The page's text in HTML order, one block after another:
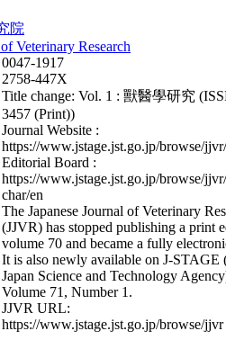
院
Veterinary Research
0047-1917
2758-447X
Title change: Vol. 1 : 獸醫學研究
3457 (Print))
Journal Website :
https://www.jstage.jst.go.jp/browse/
Editorial Board :
https://www.jstage.jst.go.jp/browse/
char/en
The Japanese Journal of Veterinary
(JJVR) has stopped publishing a print
volume 70 and became a fully
It is also newly available on J-STAGE
Japan Science and Technology
Volume 71, Number 1.
JJVR URL:
https://www.jstage.jst.go.jp/browse/jjvr